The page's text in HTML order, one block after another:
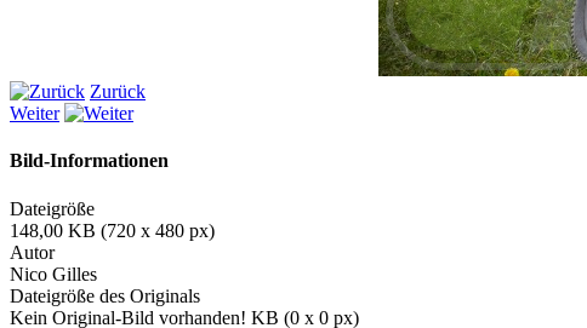
Zurück
Weiter
Bild-Informationen
Dateigröße
148,00 KB (720 x 480 px)
Autor
Nico Gilles
Dateigröße des Originals
Kein Original-Bild vorhanden! KB (0 x 0 px)